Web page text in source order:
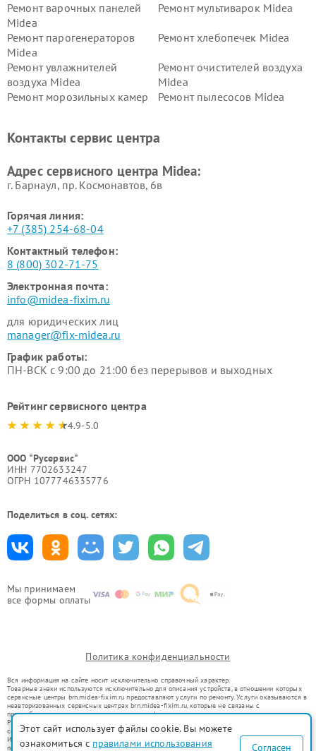
Мы принимаем
все формы оплаты
Ремонт варочных панелей
Midea
Ремонт мультиварок Midea
Ремонт парогенераторов
Midea
Ремонт хлебопечек Midea
Ремонт увлажнителей
воздуха Midea
Ремонт очистителей воздуха
Midea
Ремонт морозильных камер
Ремонт пылесосов Midea
пылесосов Midea
Midea
Контакты сервис центра
Адрес сервисного центра Midea:
г. Барнаул, ​пр. Космонавтов, 6в
Горячая линия:
+7 (385) 254-68-04
Контактный телефон:
8 (800) 302-71-75
Электронная почта:
info@midea-fixim.ru
для юридических лиц
manager@fix-midea.ru
График работы:
ПН-ВСК с 9:00 до 21:00 без перерывов и выходных
Рейтинг сервисного центра
4.9-5.0
ООО "Русервис"
ИНН 7702633247
ОГРН 1077746335776
Поделиться в соц. сетях:
Политика конфиденциальности
Вся информация на сайте носит исключительно справочный характер.
Товарные знаки используются исключительно для описания устройств, в отношении которых
сервисные центры brn.midea-fixim.ru предоставляют услуги по ремонту. Услуги оказываются в
неавторизованных сервисных центрах brn.midea-fixim.ru, которые не связаны с
правообладателями товарных знаков или их официальными представителями.
Ремонт осуществляется для устройств, уже введенных в гражданский оборот в соответствии
со статьей 1487 ГК РФ.
Использование товарных знаков не преследует цели индивидуализации услуг или введения
потребителей в заблуждение, а служит для информирования о предоставляемых услугах по
Этот сайт использует файлы cookie. Вы можете
ознакомиться с правилами использования Согласен